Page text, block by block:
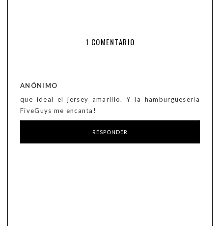
1 COMENTARIO
ANÓNIMO
que ideal el jersey amarillo. Y la hamburguesería
FiveGuys me encanta!
RESPONDER